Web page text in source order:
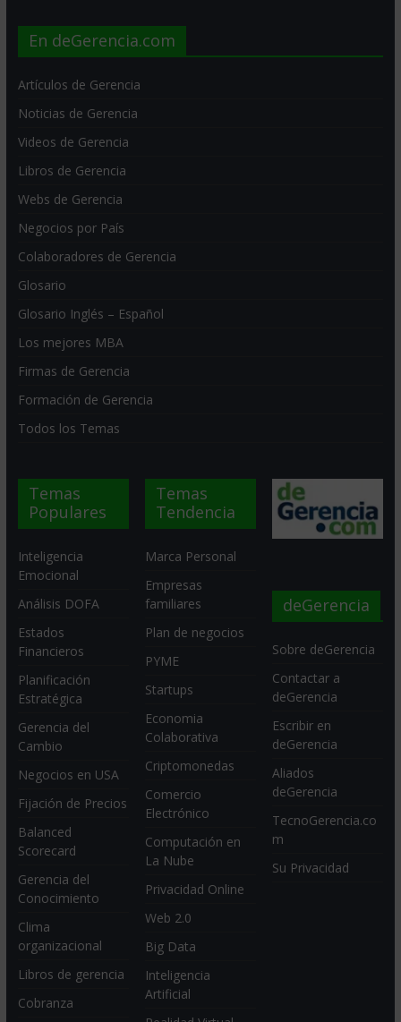
En deGerencia.com
Artículos de Gerencia
Noticias de Gerencia
Videos de Gerencia
Libros de Gerencia
Webs de Gerencia
Negocios por País
Colaboradores de Gerencia
Glosario
Glosario Inglés – Español
Los mejores MBA
Firmas de Gerencia
Formación de Gerencia
Todos los Temas
Temas
Populares
Inteligencia
Emocional
Análisis DOFA
Estados
Financieros
Planificación
Estratégica
Gerencia del
Cambio
Negocios en USA
Fijación de Precios
Balanced
Scorecard
Gerencia del
Conocimiento
Clima
organizacional
Libros de gerencia
Cobranza
Temas
Tendencia
Marca Personal
Empresas
familiares
Plan de negocios
PYME
Startups
Economia
Colaborativa
Criptomonedas
Comercio
Electrónico
Computación en
La Nube
Privacidad Online
Web 2.0
Big Data
Inteligencia
Artificial
deGerencia
Sobre deGerencia
Contactar a
deGerencia
Escribir en
deGerencia
Aliados
deGerencia
TecnoGerencia.co
m
Su Privacidad